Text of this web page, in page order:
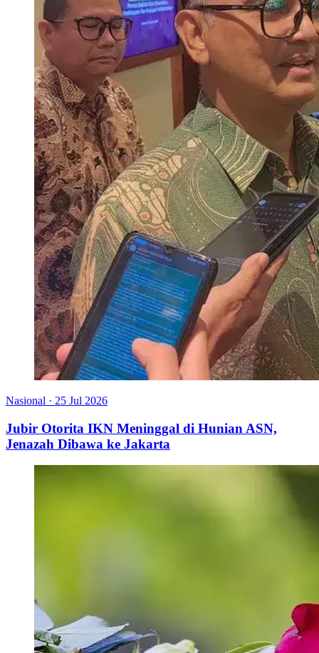
Nasional · 25 Jul 2026
Jubir Otorita IKN Meninggal di Hunian ASN,
Jenazah Dibawa ke Jakarta